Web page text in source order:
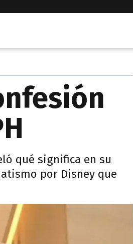
qué significa en su
por Disney que